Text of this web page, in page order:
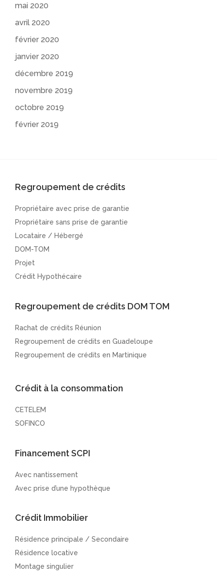
mai 2020
avril 2020
février 2020
janvier 2020
décembre 2019
novembre 2019
octobre 2019
février 2019
Regroupement de crédits
Propriétaire avec prise de garantie
Propriétaire sans prise de garantie
Locataire / Hébergé
DOM-TOM
Projet
Crédit Hypothécaire
Regroupement de crédits DOM TOM
Rachat de crédits Réunion
Regroupement de crédits en Guadeloupe
Regroupement de crédits en Martinique
Crédit à la consommation
CETELEM
SOFINCO
Financement SCPI
Avec nantissement
Avec prise d’une hypothèque
Crédit Immobilier
Résidence principale / Secondaire
Résidence locative
Montage singulier